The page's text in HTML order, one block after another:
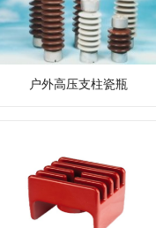
户外高压支柱瓷瓶